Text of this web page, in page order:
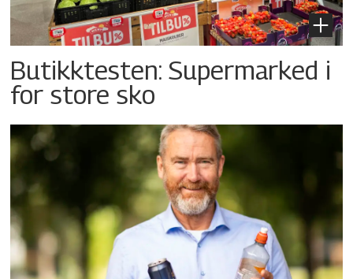
Butikktesten: Supermarked i
for store sko